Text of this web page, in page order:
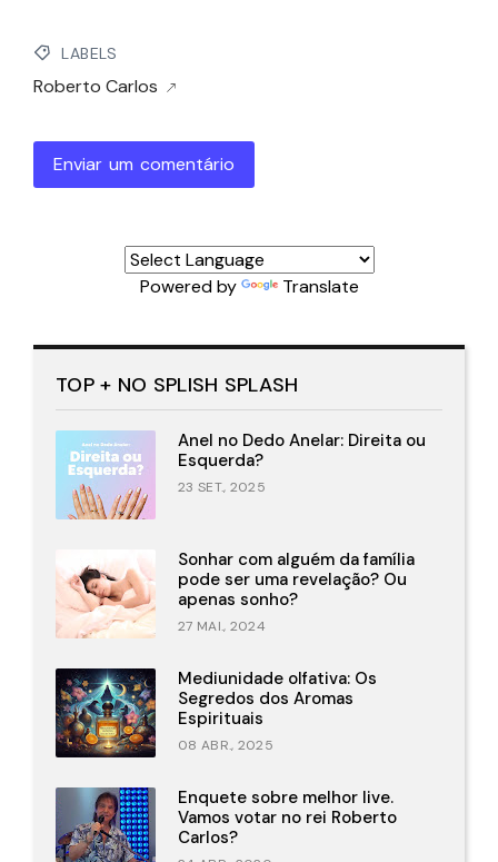
LABELS
Roberto Carlos
Enviar um comentário
Powered by Translate
TOP + NO SPLISH SPLASH
Anel no Dedo Anelar: Direita ou
Esquerda?
23 SET., 2025
Sonhar com alguém da família
pode ser uma revelação? Ou
apenas sonho?
27 MAI., 2024
Mediunidade olfativa: Os
Segredos dos Aromas
Espirituais
08 ABR., 2025
Enquete sobre melhor live.
Vamos votar no rei Roberto
Carlos?